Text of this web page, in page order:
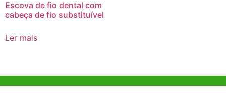
Escova de fio dental com
cabeça de fio substituível
Ler mais